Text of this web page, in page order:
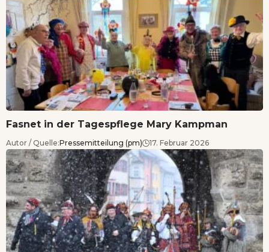
Fasnet in der Tagespflege Mary Kampman
Autor / Quelle:Pressemitteilung (pm) 17. Februar 2026